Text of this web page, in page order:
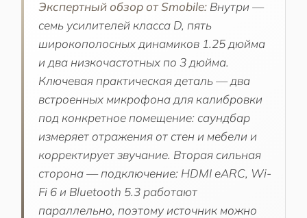
Экспертный обзор от Smobile: Внутри —
семь усилителей класса D, пять
широкополосных динамиков 1.25 дюйма
и два низкочастотных по 3 дюйма.
Ключевая практическая деталь — два
встроенных микрофона для калибровки
под конкретное помещение: саундбар
измеряет отражения от стен и мебели и
корректирует звучание. Вторая сильная
сторона — подключение: HDMI eARC, Wi-
Fi 6 и Bluetooth 5.3 работают
параллельно, поэтому источник можно